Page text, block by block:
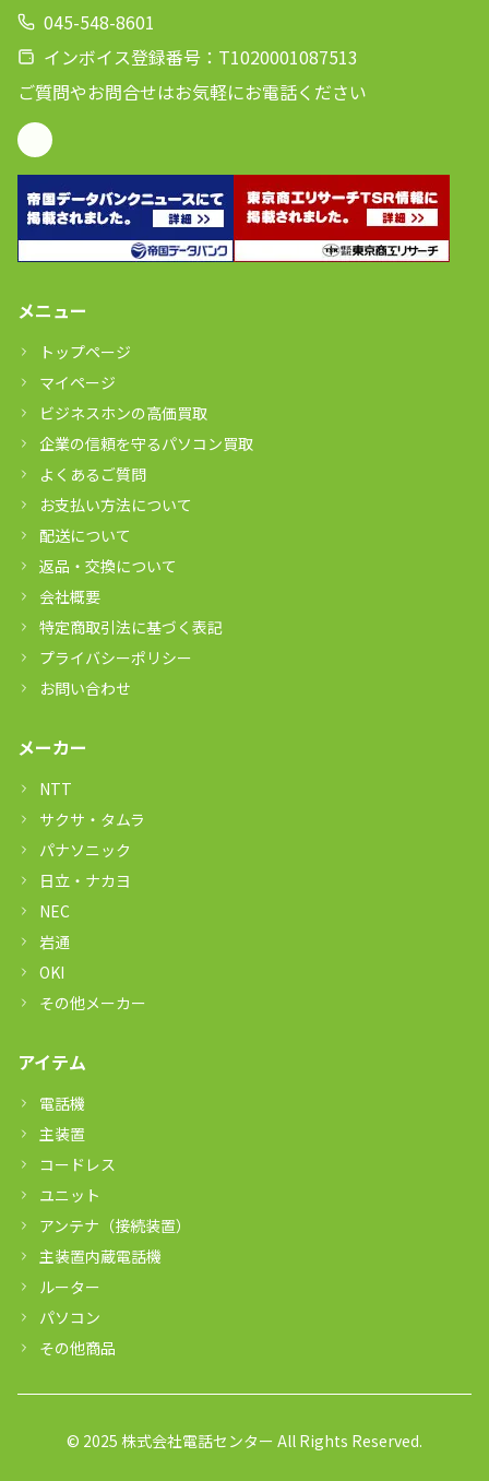
045-548-8601
インボイス登録番号：T1020001087513
ご質問やお問合せはお気軽にお電話ください
メニュー
トップページ
マイページ
ビジネスホンの高価買取
企業の信頼を守るパソコン買取
よくあるご質問
お支払い方法について
配送について
返品・交換について
会社概要
特定商取引法に基づく表記
プライバシーポリシー
お問い合わせ
メーカー
NTT
サクサ・タムラ
パナソニック
日立・ナカヨ
NEC
岩通
OKI
その他メーカー
アイテム
電話機
主装置
コードレス
ユニット
アンテナ（接続装置）
主装置内蔵電話機
ルーター
パソコン
その他商品
© 2025 株式会社電話センター All Rights Reserved.